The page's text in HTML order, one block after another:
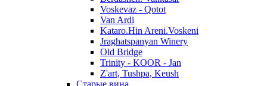
Voskevaz - Qotot
Van Ardi
Kataro.Hin Areni.Voskeni
Jraghatspanyan Winery
Old Bridge
Trinity - KOOR - Jan
Z'art, Tushpa, Keush
Старые вина